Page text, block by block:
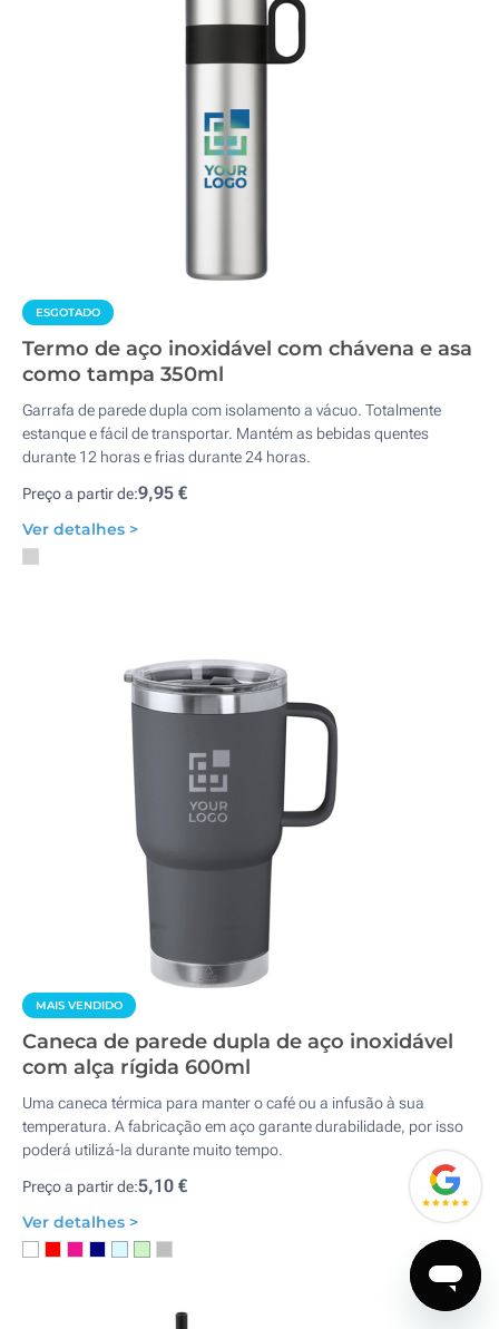
ESGOTADO
Termo de aço inoxidável com chávena e asa
como tampa 350ml
Garrafa de parede dupla com isolamento a vácuo. Totalmente
estanque e fácil de transportar. Mantém as bebidas quentes
durante 12 horas e frias durante 24 horas.
Preço a partir de:9,95 €
Ver detalhes >
MAIS VENDIDO
Caneca de parede dupla de aço inoxidável
com alça rígida 600ml
Uma caneca térmica para manter o café ou a infusão à sua
temperatura. A fabricação em aço garante durabilidade, por isso
poderá utilizá-la durante muito tempo.
Preço a partir de:5,10 €
Ver detalhes >